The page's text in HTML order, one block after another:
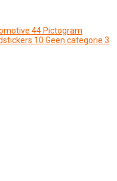
44 Pictogram
10 Geen categorie 3